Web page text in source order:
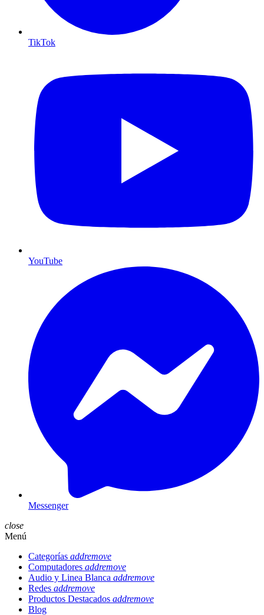
TikTok
YouTube
Messenger
close
Menú
Categorías addremove
Computadores addremove
Audio y Linea Blanca addremove
Redes addremove
Productos Destacados addremove
Blog